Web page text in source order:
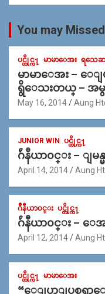
You may Missed
ပင္တိုင္က႑ မာမာေအး ရသေဆ
မာမာေအး – ေ
ရွိေသးတယ္ – အမွ
May 16, 2014 Aung
JUNIOR WIN ပင္တိုင္က႑
ဂ်ဴနီယာ၀င္း – ျမန္
April 14, 2014 Aung
ဂ်ဳနီယာ၀င္း ပင္တိုင္က႑
ဂ်ဴနီယာ၀င္း – ေ
April 12, 2014 Aung
ပင္တိုင္က႑ မာမာေအး
“ေျပာျပစရ